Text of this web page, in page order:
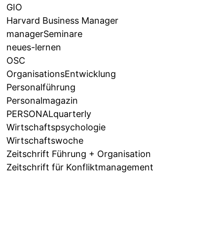
GIO
Harvard Business Manager
managerSeminare
neues-lernen
OSC
OrganisationsEntwicklung
Personalführung
Personalmagazin
PERSONALquarterly
Wirtschaftspsychologie
Wirtschaftswoche
Zeitschrift Führung + Organisation
Zeitschrift für Konfliktmanagement